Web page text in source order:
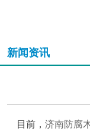
新闻资讯
目前， 济南防腐